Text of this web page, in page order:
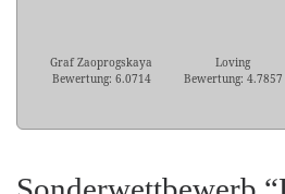
Graf Zaoprogskaya
Bewertung: 6.0714
Loving
Bewertung: 4.7857